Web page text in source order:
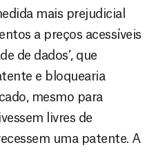
mais prejudicial
a preços acessíveis
de dados’, que
e bloquearia
mesmo para
livres de
uma patente. A